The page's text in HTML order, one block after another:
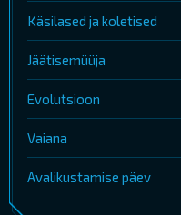
Käsilased ja koletised
Jäätisemüüja
Evolutsioon
Vaiana
Avalikustamise päev